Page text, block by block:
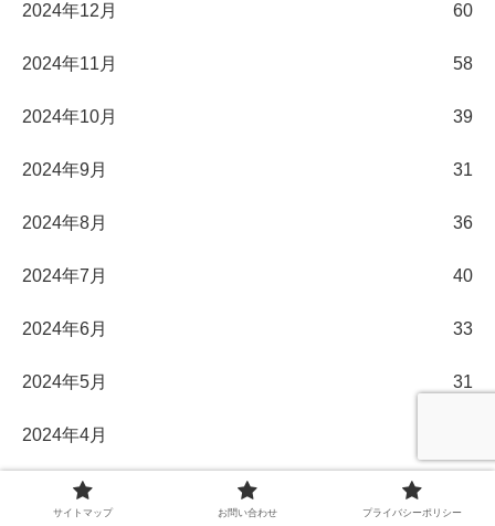
2024年12月 60
2024年11月 58
2024年10月 39
2024年9月 31
2024年8月 36
2024年7月 40
2024年6月 33
2024年5月 31
2024年4月
2024年3月
サイトマップ お問い合わせ プライバシーポリシー